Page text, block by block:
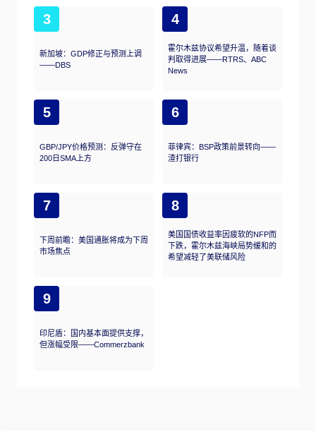
3
新加坡：GDP修正与预测上调
——DBS
4
霍尔木兹协议希望升温，随着谈
判取得进展——RTRS、ABC
News
5
GBP/JPY价格预测：反弹守在
200日SMA上方
6
菲律宾：BSP政策前景转向——
渣打银行
7
下周前瞻：美国通胀将成为下周
市场焦点
8
美国国债收益率因疲软的NFP而
下跌，霍尔木兹海峡局势缓和的
希望减轻了美联储风险
9
印尼盾：国内基本面提供支撑，
但涨幅受限——Commerzbank